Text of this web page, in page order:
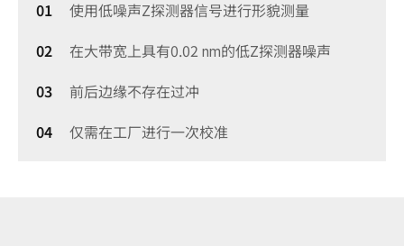
使用低噪声Z探测器信号进行形貌测量
在大带宽上具有0.02 nm的低Z探测器噪声
前后边缘不存在过冲
仅需在工厂进行一次校准